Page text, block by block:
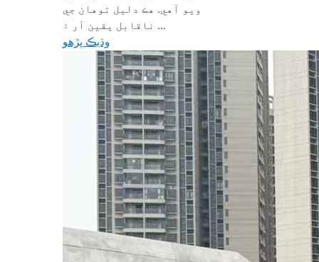
ويو آهي. هڪ دليل توهان جي
ناقابل يقين آر ۽ ...
وڌيڪ پڙهو